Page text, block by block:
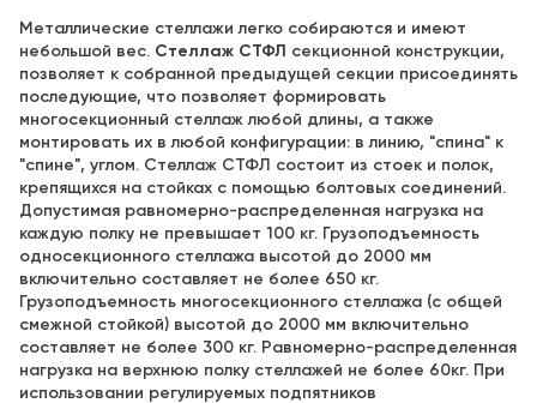
Металлические стеллажи легко собираются и имеют
небольшой вес. Стеллаж СТФЛ секционной конструкции,
позволяет к собранной предыдущей секции присоединять
последующие, что позволяет формировать
многосекционный стеллаж любой длины, а также
монтировать их в любой конфигурации: в линию, "спина" к
"спине", углом. Стеллаж СТФЛ состоит из стоек и полок,
крепящихся на стойках с помощью болтовых соединений.
Допустимая равномерно-распределенная нагрузка на
каждую полку не превышает 100 кг. Грузоподъемность
односекционного стеллажа высотой до 2000 мм
включительно составляет не более 650 кг.
Грузоподъемность многосекционного стеллажа (с общей
смежной стойкой) высотой до 2000 мм включительно
составляет не более 300 кг. Равномерно-распределенная
нагрузка на верхнюю полку стеллажей не более 60кг. При
использовании регулируемых подпятников